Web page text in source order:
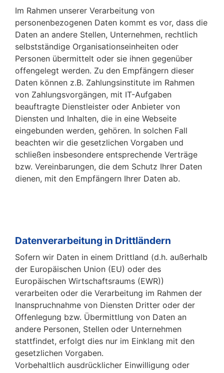
Im Rahmen unserer Verarbeitung von
personenbezogenen Daten kommt es vor, dass die
Daten an andere Stellen, Unternehmen, rechtlich
selbstständige Organisationseinheiten oder
Personen übermittelt oder sie ihnen gegenüber
offengelegt werden. Zu den Empfängern dieser
Daten können z.B. Zahlungsinstitute im Rahmen
von Zahlungsvorgängen, mit IT-Aufgaben
beauftragte Dienstleister oder Anbieter von
Diensten und Inhalten, die in eine Webseite
eingebunden werden, gehören. In solchen Fall
beachten wir die gesetzlichen Vorgaben und
schließen insbesondere entsprechende Verträge
bzw. Vereinbarungen, die dem Schutz Ihrer Daten
dienen, mit den Empfängern Ihrer Daten ab.
Datenverarbeitung in Drittländern
Sofern wir Daten in einem Drittland (d.h. außerhalb
der Europäischen Union (EU) oder des
Europäischen Wirtschaftsraums (EWR))
verarbeiten oder die Verarbeitung im Rahmen der
Inanspruchnahme von Diensten Dritter oder der
Offenlegung bzw. Übermittlung von Daten an
andere Personen, Stellen oder Unternehmen
stattfindet, erfolgt dies nur im Einklang mit den
gesetzlichen Vorgaben.
Vorbehaltlich ausdrücklicher Einwilligung oder